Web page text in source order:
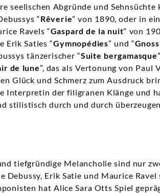
seelischen Abgründe und
“Rêverie” von 1890, oder in
Ravels “Gaspard de la nuit” von
Erik Saties “Gymnopédies” und “
tänzerischer “Suite bergamasque
de lune”, das als Vertonung von Paul
Glück und Schmerz zum Ausdruck
Interpretin der filigranen Klänge und
stilistisch durch und durch
tiefgründige Melancholie sind nur
Debussy, Erik Satie und Maurice
hat Alice Sara Otts Spiel